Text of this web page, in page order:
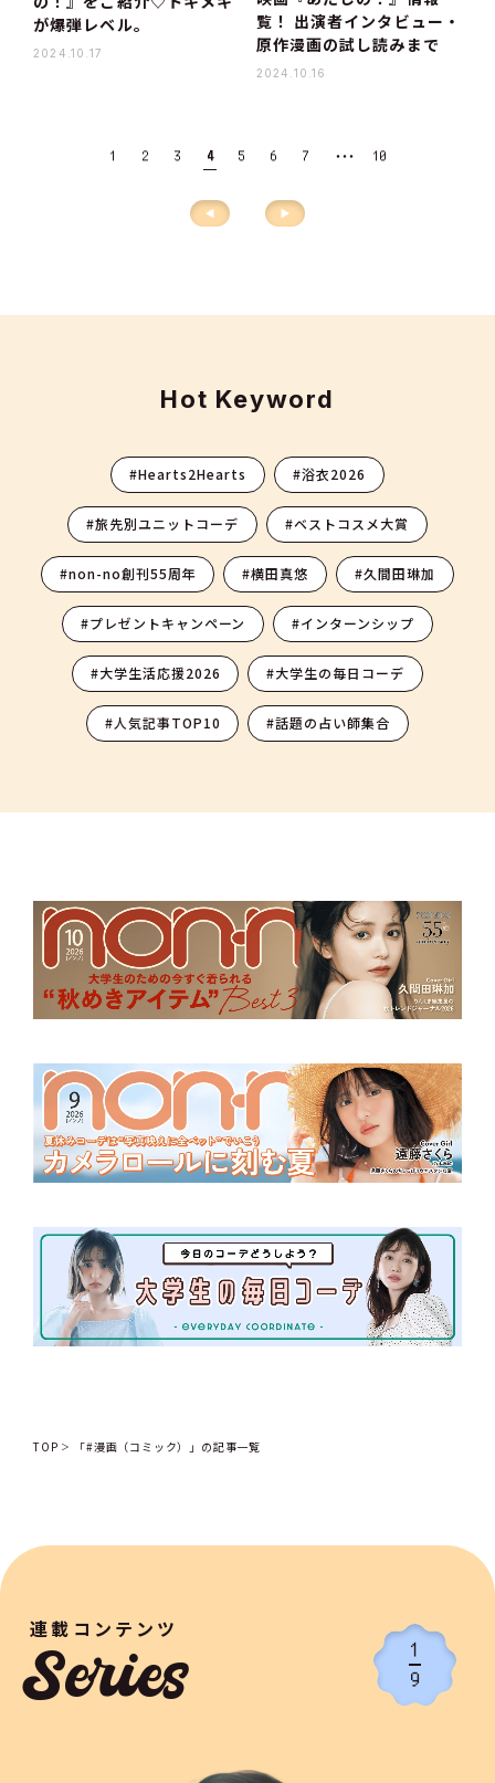
が爆弾レベル。
2024.10.17
覧！ 出演者インタビュー・
原作漫画の試し読みまで
2024.10.16
1 2 3 4 5 6 7 ・・・ 10
Hot Keyword
#Hearts2Hearts #浴衣2026
#旅先別ユニットコーデ #ベストコスメ大賞
#non-no創刊55周年 #横田真悠 #久間田琳加
#プレゼントキャンペーン #インターンシップ
#大学生活応援2026 #大学生の毎日コーデ
#人気記事TOP10 #話題の占い師集合
TOP 「#漫画（コミック）」の記事一覧
連載コンテンツ
Series
1
9